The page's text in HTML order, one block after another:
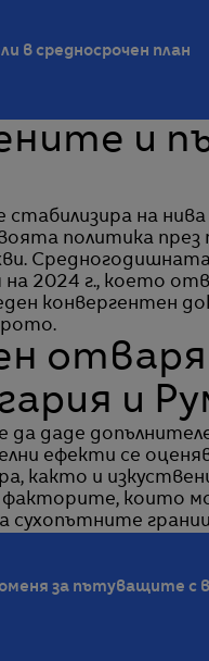
в средносрочен план
и
стабилизира на
политика през
на 2024 г., което
конвергентен
отваря
и
даде
ефекти се
както и
които
за пътуващите с